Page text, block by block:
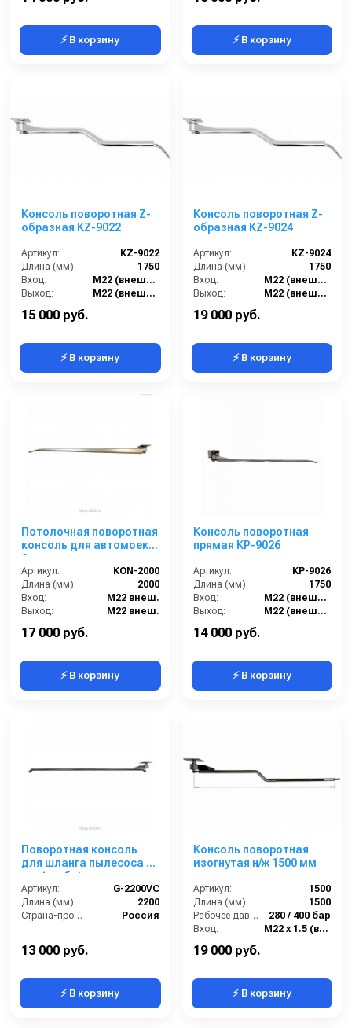
⚡ В корзину ⚡ В корзину
Консоль поворотная Z-
образная KZ-9022
Артикул:
KZ-9022
Длина (мм):
1750
Вход:
M22 (внешний)
Выход:
M22 (внешний вращающийся)
Муфта соединения:
15 000 руб.
⚡ В корзину
Консоль поворотная Z-
образная KZ-9024
Артикул:
KZ-9024
Длина (мм):
1750
Вход:
M22 (внешний)
Выход:
M22 (внешний вращающийся)
Муфта соединения:
19 000 руб.
⚡ В корзину
Потолочная поворотная
консоль для автомоек,
2 м, нерж. сталь
Артикул:
KON-2000
Длина (мм):
2000
Вход:
M22 внеш.
Выход:
M22 внеш.
Страна-производитель:
17 000 руб.
⚡ В корзину
Консоль поворотная
прямая KP-9026
Артикул:
KP-9026
Длина (мм):
1750
Вход:
M22 (внешний)
Выход:
M22 (внешний)
Муфта соединения:
14 000 руб.
⚡ В корзину
Поворотная консоль
для шланга пылесоса 38
мм (труба) для
автомоек, 2.2 м, нерж.
сталь
Артикул:
G-2200VC
Длина (мм):
2200
Страна-производитель:
Россия
13 000 руб.
⚡ В корзину
Консоль поворотная
изогнутая н/ж 1500 мм
Артикул:
1500
Длина (мм):
1500
Рабочее давление (бар):
280 / 400 бар
Вход:
М22 х 1.5 (внешний)
19 000 руб.
⚡ В корзину